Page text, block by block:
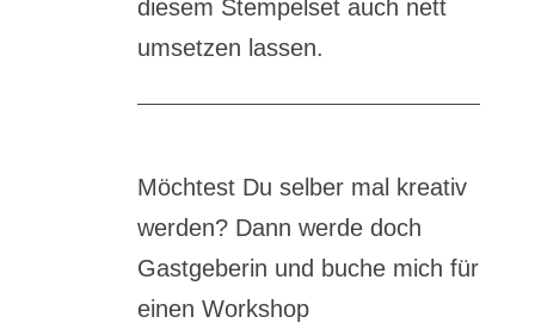
diesem Stempelset auch nett
umsetzen lassen.
Möchtest Du selber mal kreativ
werden? Dann werde doch
Gastgeberin und buche mich für
einen Workshop